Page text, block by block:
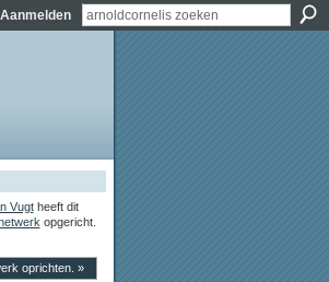
Aanmelden
Vugtheeft dit
opgericht.
oprichten. »